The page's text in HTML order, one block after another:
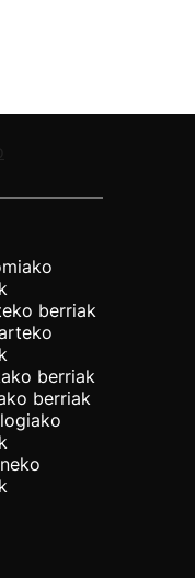
berriak
berriak
berriak